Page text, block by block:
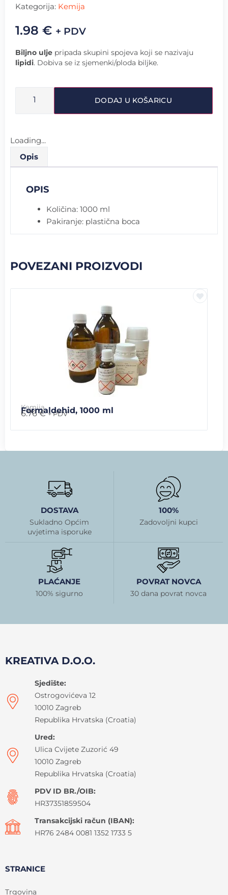
Kategorija: Kemija
1.98 € + PDV
Biljno ulje pripada skupini spojeva koji se nazivaju
lipidi. Dobiva se iz sjemenki/ploda biljke.
DODAJ U KOŠARICU
Loading...
Opis
OPIS
Količina: 1000 ml
Pakiranje: plastična boca
POVEZANI PROIZVODI
Kemija
Formaldehid, 1000 ml
6.76€ + PDV
DOSTAVA
Sukladno Općim
uvjetima isporuke
100%
Zadovoljni kupci
PLAĆANJE
100% sigurno
POVRAT NOVCA
30 dana povrat novca
KREATIVA D.O.O.
Sjedište:
Ostrogovićeva 12
10010 Zagreb
Republika Hrvatska (Croatia)
Ured:
Ulica Cvijete Zuzorić 49
10010 Zagreb
Republika Hrvatska (Croatia)
PDV ID BR./OIB:
HR37351859504
Transakcijski račun (IBAN):
HR76 2484 0081 1352 1733 5
STRANICE
Trgovina